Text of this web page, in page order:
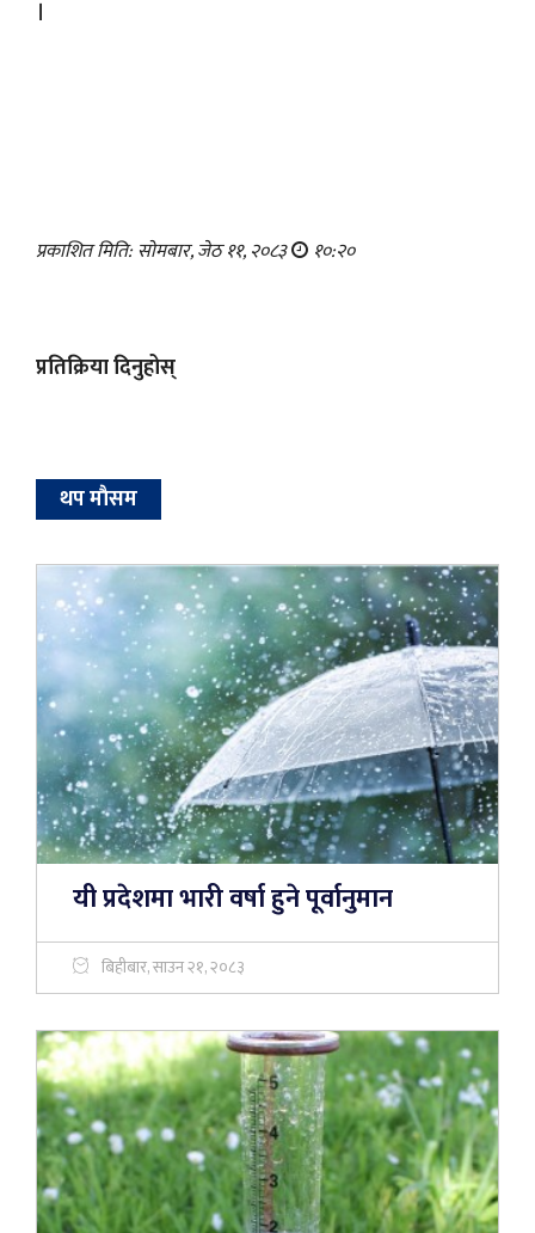
।
प्रकाशित मिति: सोमबार, जेठ ११, २०८३ १०:२०
प्रतिक्रिया दिनुहोस्
थप माैसम
यी प्रदेशमा भारी वर्षा हुने पूर्वानुमान
बिहीबार, साउन २१, २०८३